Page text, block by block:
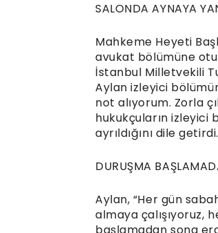
SALONDA AYNAYA
Mahkeme Heyeti
avukat bölümüne
İstanbul Milletvekili
Aylan izleyici
not alıyorum. Zorla
hukukçuların
ayrıldığını dile getirdi.
DURUŞMA
Aylan, “Her gün
almaya çalışıyoruz,